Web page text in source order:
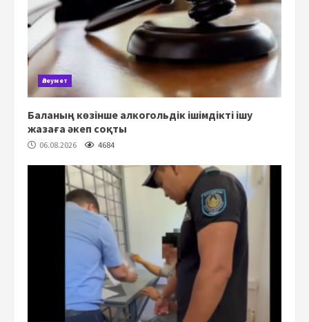
Әлеумет
Баланың көзінше алкогольдік ішімдікті ішу
жазаға әкеп соқты
06.08.2026 4684